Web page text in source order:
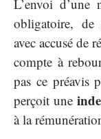
L’envoi d’une
obligatoire, de
avec accusé de
compte à
pas ce préavis
perçoit une
à la